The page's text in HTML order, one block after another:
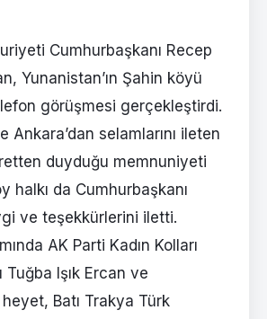
Cumhurbaşkanı Recep
Yunanistan’ın Şahin köyü
görüşmesi gerçekleştirdi.
Ankara’dan selamlarını ileten
duyduğu memnuniyeti
halkı da Cumhurbaşkanı
ve teşekkürlerini iletti.
AK Parti Kadın Kolları
Tuğba Işık Ercan ve
Batı Trakya Türk